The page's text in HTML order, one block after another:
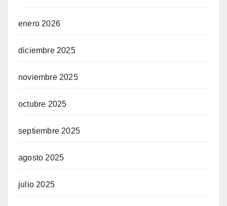
enero 2026
diciembre 2025
noviembre 2025
octubre 2025
septiembre 2025
agosto 2025
julio 2025